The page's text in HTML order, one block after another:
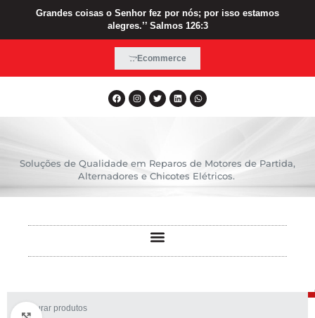
Grandes coisas o Senhor fez por nós; por isso estamos
alegres.’’ Salmos 126:3
Ecommerce
Soluções de Qualidade em Reparos de Motores de Partida,
Alternadores e Chicotes Elétricos.